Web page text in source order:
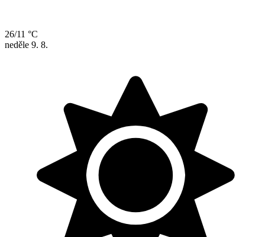
26/11 °C
neděle 9. 8.